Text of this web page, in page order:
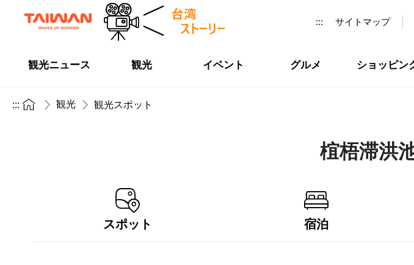
::: サイトマップ
観光ニュース 観光 イベント グルメ ショッピン
::: 観光 観光スポット
椬梧滞洪
スポット 宿泊